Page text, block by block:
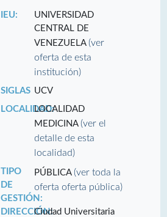
IEU:
UNIVERSIDAD
CENTRAL DE
VENEZUELA(ver
oferta de esta
institución)
SIGLAS UCV
LOCALIDAD:LOCALIDAD
MEDICINA(ver el
detalle de esta
localidad)
TIPO
DE
GESTIÓN:
PÚBLICA(ver toda la
oferta oferta pública)
DIRECCIÓN:Ciudad Universitaria